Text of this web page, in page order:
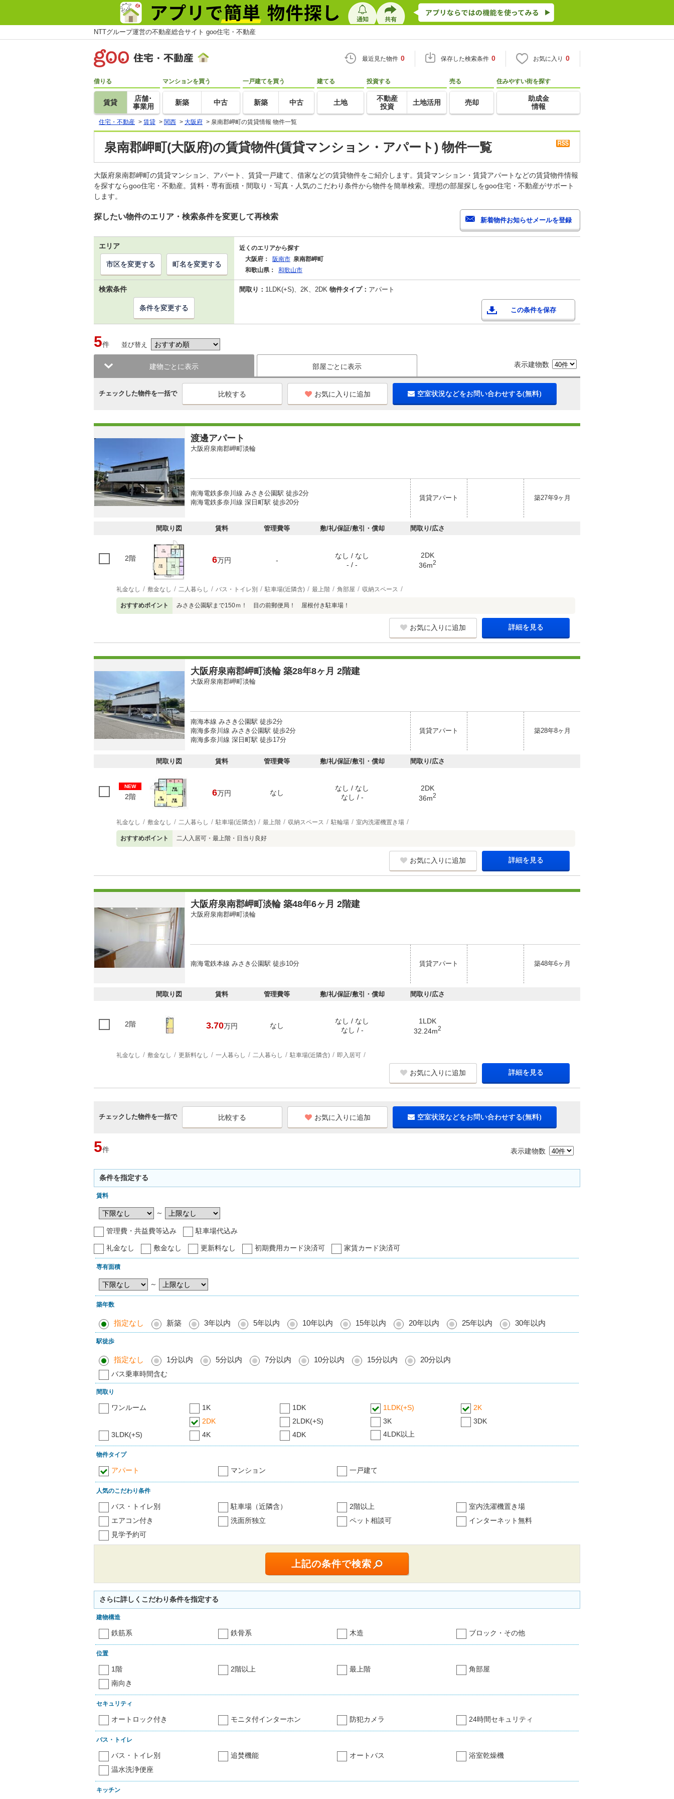
NTTグループ運営の不動産総合サイト goo住宅・不動産
最近見た物件 0 保存した検索条件 0 お気に入り 0
借りる
賃貸
店舗･
事業用
マンションを買う
新築 中古
一戸建てを買う
新築 中古
建てる
土地
投資する
不動産
投資
土地活用
売る
売却
住みやすい街を探す
助成金
情報
住宅・不動産 > 賃貸 > 関西 > 大阪府 > 泉南郡岬町の賃貸情報 物件一覧
泉南郡岬町(大阪府)の賃貸物件(賃貸マンション・アパート) 物件一覧
大阪府泉南郡岬町の賃貸マンション、アパート、賃貸一戸建て、借家などの賃貸物件をご紹介します。賃貸マンション・賃貸アパートなどの賃貸物件情報
を探すならgoo住宅・不動産。賃料・専有面積・間取り・写真・人気のこだわり条件から物件を簡単検索。理想の部屋探しをgoo住宅・不動産がサポート
します。
探したい物件のエリア・検索条件を変更して再検索
エリア
近くのエリアから探す
大阪府：
阪南市 泉南郡岬町
和歌山県：
和歌山市
市区を変更する 町名を変更する
検索条件 間取り： 1LDK(+S)、2K、2DK 物件タイプ： アパート
この条件を保存
条件を変更する
5件 並び替え
建物ごとに表示 部屋ごとに表示 表示建物数
チェックした物件を一括で お気に入りに追加 空室状況などをお問い合わせする(無料)
渡邊アパート
大阪府泉南郡岬町淡輪
南海電鉄多奈川線 みさき公園駅 徒歩2分
南海電鉄多奈川線 深日町駅 徒歩20分
賃貸アパート 築27年9ヶ月
間取り図 賃料 管理費等 敷/礼/保証/敷引・償却 間取り/広さ
2階 6万円 -
なし / なし
- / -
2DK
36m2
礼金なし 敷金なし 二人暮らし バス・トイレ別 駐車場(近隣含) 最上階 角部屋 収納スペース
おすすめポイント みさき公園駅まで150ｍ！ 目の前郵便局！ 屋根付き駐車場！
お気に入りに追加 詳細を見る
大阪府泉南郡岬町淡輪 築28年8ヶ月 2階建
大阪府泉南郡岬町淡輪
南海本線 みさき公園駅 徒歩2分
南海多奈川線 みさき公園駅 徒歩2分
南海多奈川線 深日町駅 徒歩17分
賃貸アパート 築28年8ヶ月
間取り図 賃料 管理費等 敷/礼/保証/敷引・償却 間取り/広さ
NEW
2階 6万円 なし
なし / なし
なし / -
2DK
36m2
礼金なし 敷金なし 二人暮らし 駐車場(近隣含) 最上階 収納スペース 駐輪場 室内洗濯機置き場
おすすめポイント 二人入居可・最上階・日当り良好
お気に入りに追加 詳細を見る
大阪府泉南郡岬町淡輪 築48年6ヶ月 2階建
大阪府泉南郡岬町淡輪
南海電鉄本線 みさき公園駅 徒歩10分 賃貸アパート 築48年6ヶ月
間取り図 賃料 管理費等 敷/礼/保証/敷引・償却 間取り/広さ
2階 3.70万円 なし
なし / なし
なし / -
1LDK
32.24m2
礼金なし 敷金なし 更新料なし 一人暮らし 二人暮らし 駐車場(近隣含) 即入居可
お気に入りに追加 詳細を見る
チェックした物件を一括で お気に入りに追加 空室状況などをお問い合わせする(無料)
5件 表示建物数
条件を指定する
賃料
～
管理費・共益費等込み 駐車場代込み
礼金なし 敷金なし 更新料なし 初期費用カード決済可 家賃カード決済可
専有面積
～
築年数
指定なし 新築 3年以内 5年以内 10年以内 15年以内 20年以内 25年以内 30年以内
駅徒歩
指定なし 1分以内 5分以内 7分以内 10分以内 15分以内 20分以内
バス乗車時間含む
間取り
ワンルーム 1K 1DK 1LDK(+S)
2K
2DK
2LDK(+S) 3K
3DK
3LDK(+S)
4K 4DK 4LDK以上
物件タイプ
アパート マンション 一戸建て
人気のこだわり条件
バス・トイレ別 駐車場（近隣含） 2階以上
室内洗濯機置き場
エアコン付き
洗面所独立 ペット相談可
インターネット無料
見学予約可
さらに詳しくこだわり条件を指定する
建物構造
鉄筋系 鉄骨系 木造 ブロック・その他
位置
1階 2階以上 最上階
角部屋
南向き
セキュリティ
オートロック付き モニタ付インターホン 防犯カメラ 24時間セキュリティ
バス・トイレ
バス・トイレ別 追焚機能 オートバス
浴室乾燥機
温水洗浄便座
キッチン